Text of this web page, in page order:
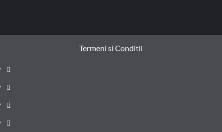
Termeni si Conditii
Prima
pagină
Știri
de
ultima
Administrație
locală
Actualitate